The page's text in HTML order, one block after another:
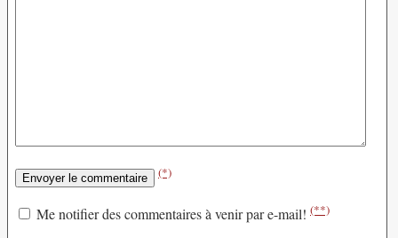
(*)
Me notifier des commentaires à venir par e-mail! (**)